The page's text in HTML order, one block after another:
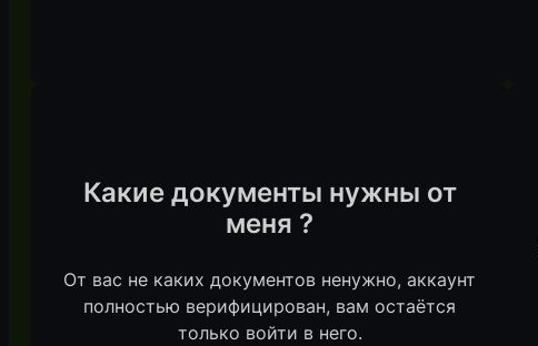
Какие документы нужны от
меня ?
От вас не каких документов ненужно, аккаунт
полностью верифицирован, вам остаётся
только войти в него.